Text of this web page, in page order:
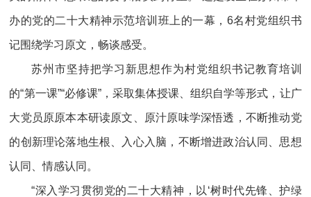
办的党的二十大精神示范培训班上的一幕，6名村党组织书
记围绕学习原文，畅谈感受。
苏州市坚持把学习新思想作为村党组织书记教育培训
的“第一课”“必修课”，采取集体授课、组织自学等形式，让广
大党员原原本本研读原文、原汁原味学深悟透，不断推动党
的创新理论落地生根、入心入脑，不断增进政治认同、思想
认同、情感认同。
“深入学习贯彻党的二十大精神，以‘树时代先锋、护绿